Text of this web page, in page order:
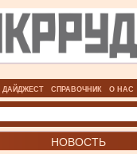
ДАЙДЖЕСТ СПРАВОЧНИК О НАС
НОВОСТЬ